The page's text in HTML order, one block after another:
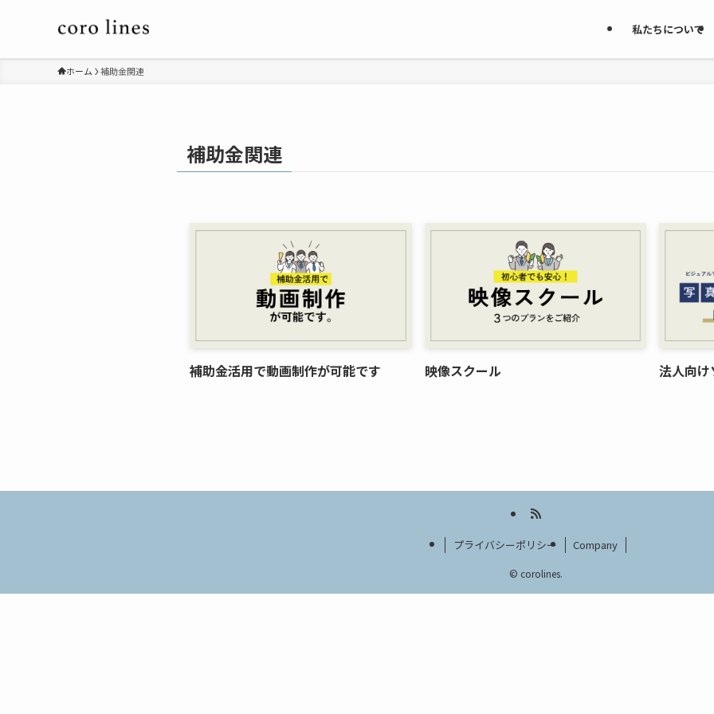
私たちについて
ホーム 補助金関連
補助金関連
補助金活用で動画制作が可能です 映像スクール 法人向
プライバシーポリシー Company
© corolines.